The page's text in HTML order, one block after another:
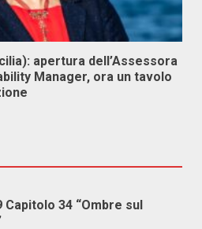
apertura dell’Assessora
Manager, ora un tavolo
Capitolo 34 “Ombre sul